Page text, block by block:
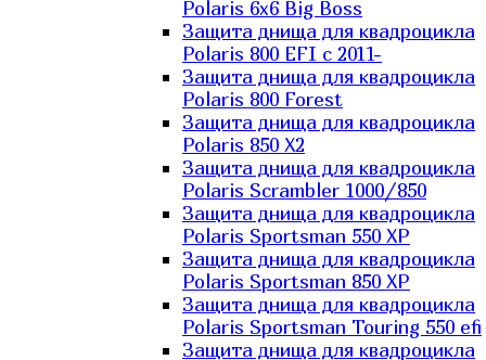
Polaris 6х6 Big Boss
Защита днища для квадроцикла
Polaris 800 EFI с 2011-
Защита днища для квадроцикла
Polaris 800 Forest
Защита днища для квадроцикла
Polaris 850 X2
Защита днища для квадроцикла
Polaris Scrambler 1000/850
Защита днища для квадроцикла
Polaris Sportsman 550 XP
Защита днища для квадроцикла
Polaris Sportsman 850 XP
Защита днища для квадроцикла
Polaris Sportsman Touring 550 efi
Защита днища для квадроцикла